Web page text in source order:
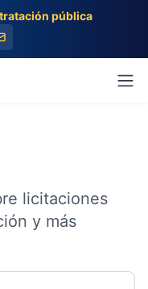
pública
licitaciones
y más